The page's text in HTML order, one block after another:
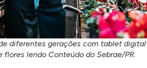
diferentes gerações com tablet digital
flores lendo Conteúdo do Sebrae/PR.